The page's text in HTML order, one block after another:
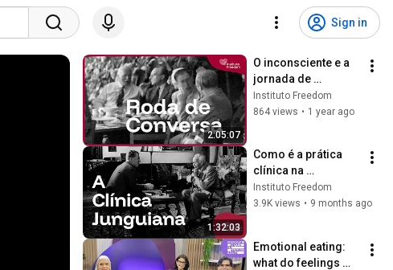
Sign in
2:05:07
O inconsciente e a
jornada de
individuação na
atualidade | Roda
Instituto Freedom
864 views • 1 year ago
1:32:03
Como é a prática
clínica na
Psicologia
Junguiana? | Aula
Instituto Freedom
3.9K views • 9 months ago
Emotional eating:
what do feelings